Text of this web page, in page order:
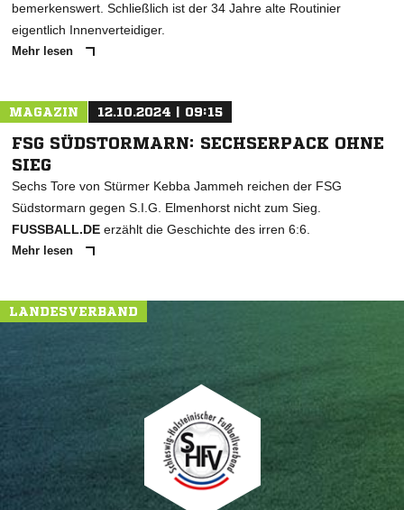
bemerkenswert. Schließlich ist der 34 Jahre alte Routinier
eigentlich Innenverteidiger.
Mehr lesen
MAGAZIN 12.10.2024 | 09:15
FSG SÜDSTORMARN: SECHSERPACK OHNE
SIEG
Sechs Tore von Stürmer Kebba Jammeh reichen der FSG
Südstormarn gegen S.I.G. Elmenhorst nicht zum Sieg.
FUSSBALL.DE erzählt die Geschichte des irren 6:6.
Mehr lesen
LANDESVERBAND